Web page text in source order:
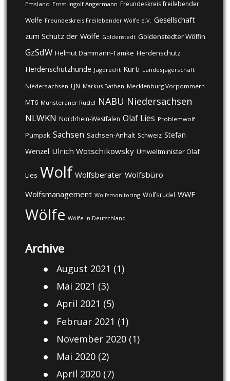
Emsland Ernst-Ingolf Angermann Freundeskreis freilebender
Wölfe Freundeskreis Freilebender Wölfe e.V. Gesellschaft
zum Schutz der Wölfe Goldenstedt Goldenstedter Wölfin
GzSdW Helmut Dammann-Tamke Herdenschutz
Herdenschutzhunde Jagdrecht Kurti Landesjägerschaft
Niedersachsen LJN Markus Bathen Mecklenburg Vorpommern
MT6 Munsteraner Rudel NABU Niedersachsen
NLWKN Nordrhein-Westfalen Olaf Lies Problemwolf
Pumpak Sachsen Sachsen-Anhalt Schweiz Stefan
Wenzel Ulrich Wotschikowsky Umweltminister Olaf
Lies Wolf Wolfsberater Wolfsbüro
Wolfsmanagement Wolfsmonitoring Wolfsrudel WWF
Wölfe Wölfe in Deutschland
Archive
August 2021 (1)
Mai 2021 (3)
April 2021 (5)
Februar 2021 (1)
November 2020(1)
Mai 2020(2)
April 2020(7)